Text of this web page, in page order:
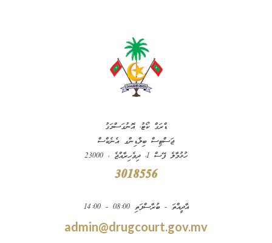
ޑްރަގް ކޯޓު، އޮނުގަސްމަގު
ޖަސްޓިސް ބިލްޑިންގ އެނެކްސް
ހުޅުމާލެ ފޭސް 1، ދިވެހިރާއްޖެ ، 23000
3018556
އާދީއްތަ - ބުރާސްފަތި 08:00 - 14:00
admin@drugcourt.gov.mv